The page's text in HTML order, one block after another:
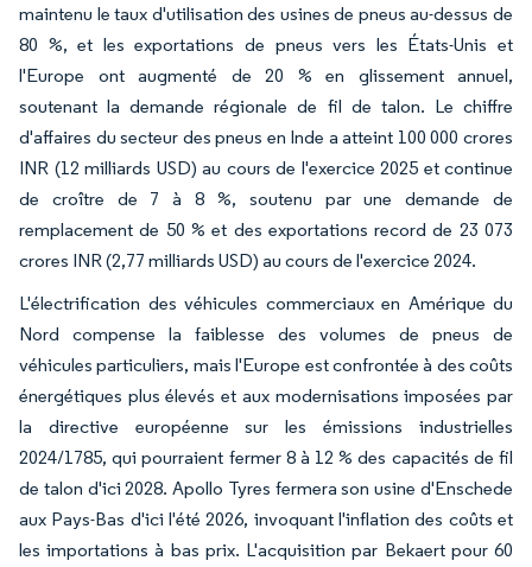
maintenu le taux d'utilisation des usines de pneus au-dessus de
80 %, et les exportations de pneus vers les États-Unis et
l'Europe ont augmenté de 20 % en glissement annuel,
soutenant la demande régionale de fil de talon. Le chiffre
d'affaires du secteur des pneus en Inde a atteint 100 000 crores
INR (12 milliards USD) au cours de l'exercice 2025 et continue
de croître de 7 à 8 %, soutenu par une demande de
remplacement de 50 % et des exportations record de 23 073
crores INR (2,77 milliards USD) au cours de l'exercice 2024.
L'électrification des véhicules commerciaux en Amérique du
Nord compense la faiblesse des volumes de pneus de
véhicules particuliers, mais l'Europe est confrontée à des coûts
énergétiques plus élevés et aux modernisations imposées par
la directive européenne sur les émissions industrielles
2024/1785, qui pourraient fermer 8 à 12 % des capacités de fil
de talon d'ici 2028. Apollo Tyres fermera son usine d'Enschede
aux Pays-Bas d'ici l'été 2026, invoquant l'inflation des coûts et
les importations à bas prix. L'acquisition par Bekaert pour 60